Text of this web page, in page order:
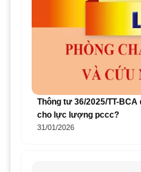
Thông tư 36/2025/TT-
cho lực lượng pccc?
31/01/2026